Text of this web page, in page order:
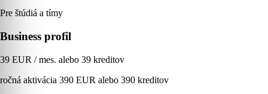
Pre štúdiá a tímy
Business profil
39 EUR / mes. alebo 39 kreditov
ročná aktivácia 390 EUR alebo 390 kreditov